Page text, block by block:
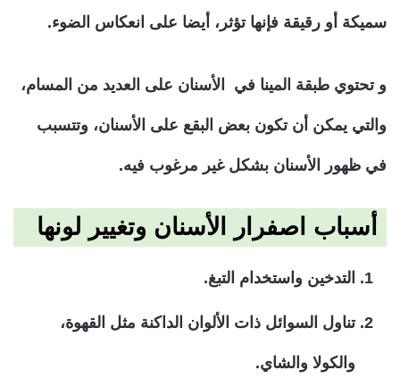
سميكة أو رقيقة فإنها تؤثر، أيضا على انعكاس الضوء.
و تحتوي طبقة المينا في الأسنان على العديد من المسام،
والتي يمكن أن تكون بعض البقع على الأسنان، وتتسبب
في ظهور الأسنان بشكل غير مرغوب فيه.
أسباب اصفرار الأسنان وتغيير لونها
التدخين واستخدام التبغ.
تناول السوائل ذات الألوان الداكنة مثل القهوة،
والكولا والشاي.